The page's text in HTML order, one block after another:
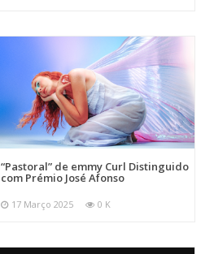
“Pastoral” de emmy Curl Distinguido
com Prémio José Afonso
17 Março 2025 0 K